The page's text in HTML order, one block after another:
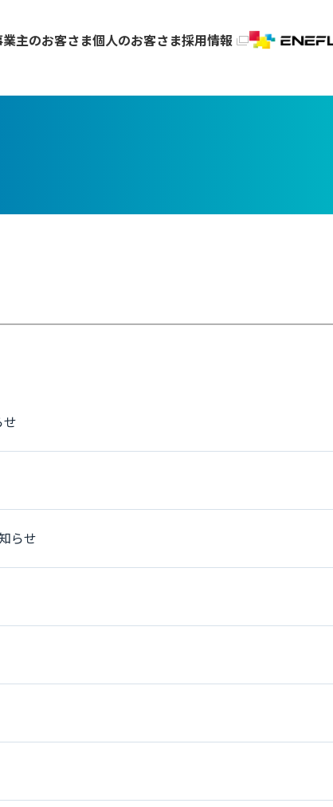
主のお客さま個人のお客さま採用情報
らせ